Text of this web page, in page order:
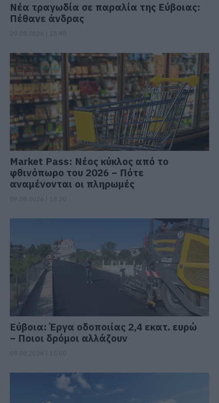
Νέα τραγωδία σε παραλία της Εύβοιας:
Πέθανε άνδρας
Market Pass: Νέος κύκλος από το
φθινόπωρο του 2026 – Πότε
αναμένονται οι πληρωμές
Εύβοια: Έργα οδοποιίας 2,4 εκατ. ευρώ
– Ποιοι δρόμοι αλλάζουν